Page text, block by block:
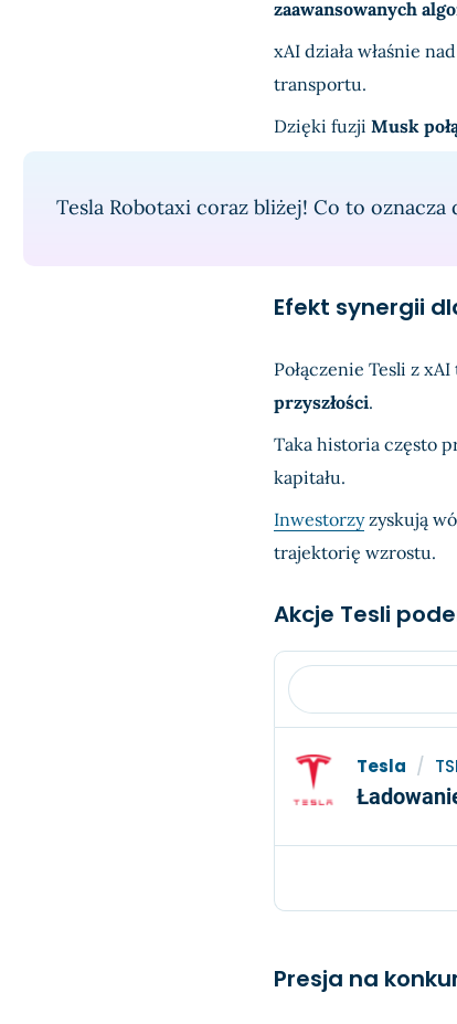
zaawansowanych
xAI działa właśnie
transportu.
Dzięki fuzji Musk
Tesla Robotaxi coraz bliżej! Co to oznacza
Efekt synergii
Połączenie Tesli z
przyszłości.
Taka historia często
kapitału.
Inwestorzyzyskują
trajektorię wzrostu.
Akcje Tesli
Tesla /
Presja na